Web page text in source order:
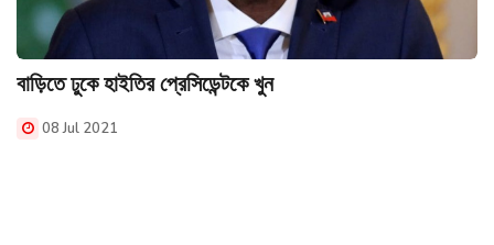
বাড়িতে ঢুকে হাইতির প্রেসিডেন্টকে খুন
08 Jul 2021